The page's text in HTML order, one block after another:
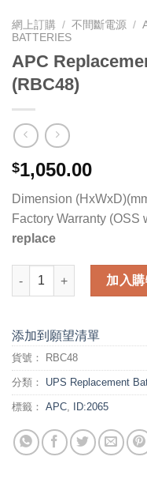
網上訂購 / 不間斷電源 /
BATTERIES
APC
(RBC48)
$1,050.00
Dimension
Factory Warranty (OSS
replace
APC Replacement
加入
添加到願望清單
貨號： RBC48
分類： UPS Replacement
標籤： APC, ID:2065